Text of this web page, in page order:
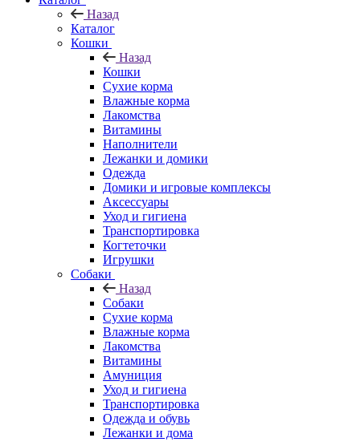
Назад
Каталог
Кошки
Назад
Кошки
Сухие корма
Влажные корма
Лакомства
Витамины
Наполнители
Лежанки и домики
Одежда
Домики и игровые комплексы
Аксессуары
Уход и гигиена
Транспортировка
Когтеточки
Игрушки
Собаки
Назад
Собаки
Сухие корма
Влажные корма
Лакомства
Витамины
Амуниция
Уход и гигиена
Транспортировка
Одежда и обувь
Лежанки и дома